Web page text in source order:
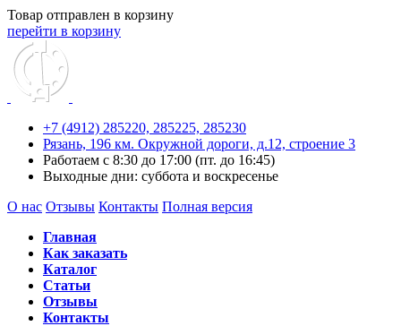
Товар отправлен в корзину
перейти в корзину
+7 (4912) 285220, 285225, 285230
Рязань, 196 км. Окружной дороги, д.12, строение 3
Работаем с 8:30 до 17:00 (пт. до 16:45)
Выходные дни: суббота и воскресенье
О нас Отзывы Контакты Полная версия
Главная
Как заказать
Каталог
Статьи
Отзывы
Контакты